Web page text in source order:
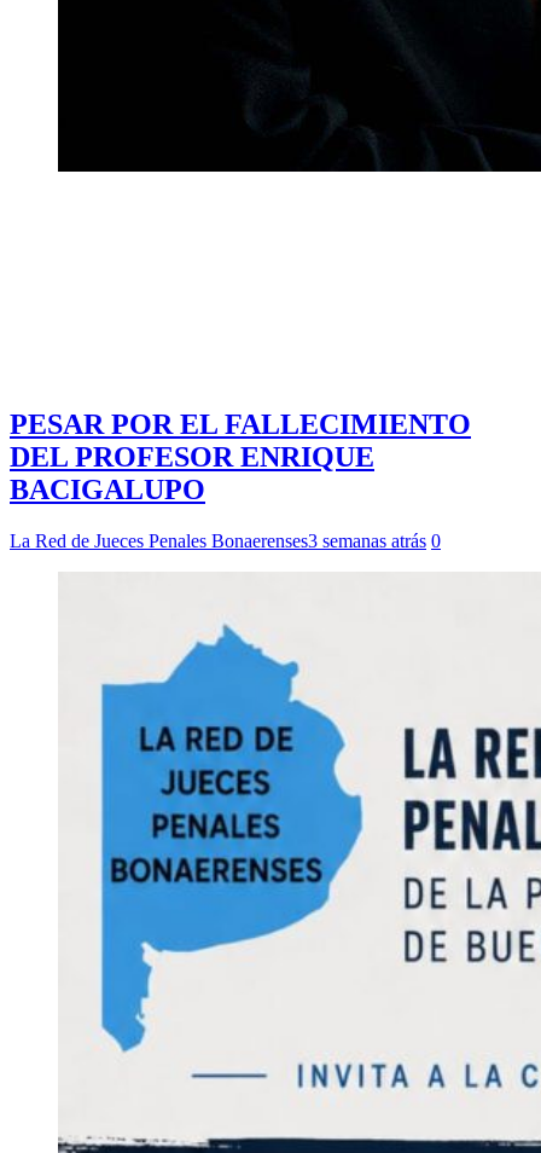
PESAR POR EL FALLECIMIENTO
DEL PROFESOR ENRIQUE
BACIGALUPO
La Red de Jueces Penales Bonaerenses3 semanas atrás 0